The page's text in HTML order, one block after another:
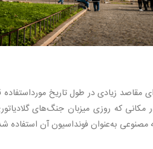
مقاصد زیادی در طول تاریخ
که روزی میزبان جنگ‌های
مصنوعی به‌عنوان فونداسیون آن